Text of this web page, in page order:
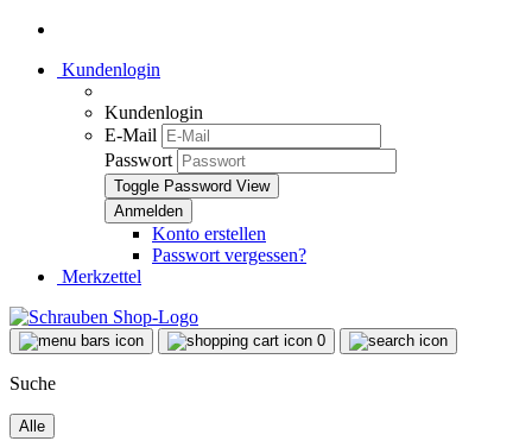
Kundenlogin
Kundenlogin
E-Mail
Passwort
Toggle Password View
Konto erstellen
Passwort vergessen?
Merkzettel
0
Suche
Alle